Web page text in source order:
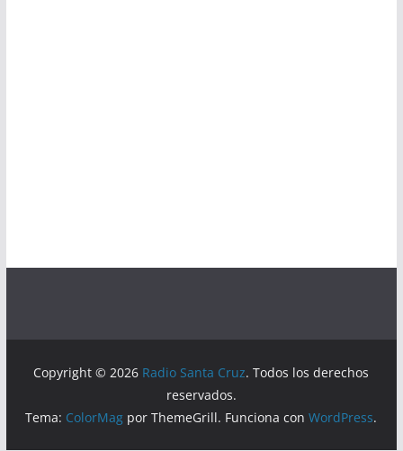
Copyright © 2026 Radio Santa Cruz. Todos los derechos
reservados.
Tema: ColorMag por ThemeGrill. Funciona conWordPress.